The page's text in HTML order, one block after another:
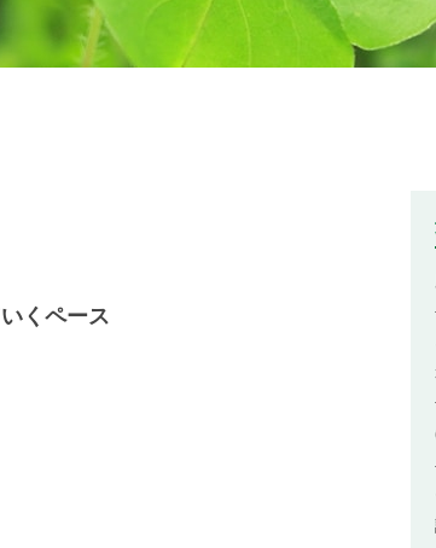
くペース